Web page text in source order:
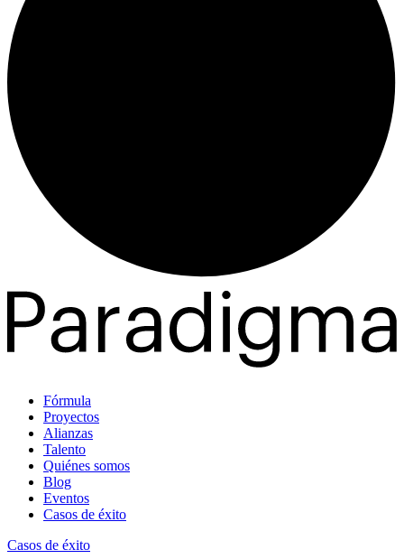
Fórmula
Proyectos
Alianzas
Talento
Quiénes somos
Blog
Eventos
Casos de éxito
Casos de éxito